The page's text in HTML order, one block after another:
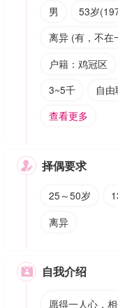
男 53岁
离异 (有，不在
户籍：鸡冠区
3~5千
自
查看更多
 择偶要求
25～50岁
离异
 自我介绍
愿得一人心，相